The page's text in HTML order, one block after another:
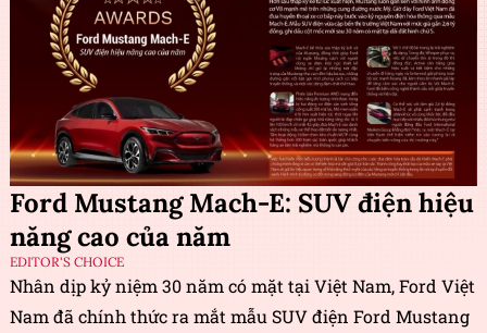
Ford Mustang Mach-E: SUV điện hiệu
năng cao của năm
EDITOR'S CHOICE
Nhân dịp kỷ niệm 30 năm có mặt tại Việt Nam, Ford Việt
Nam đã chính thức ra mắt mẫu SUV điện Ford Mustang